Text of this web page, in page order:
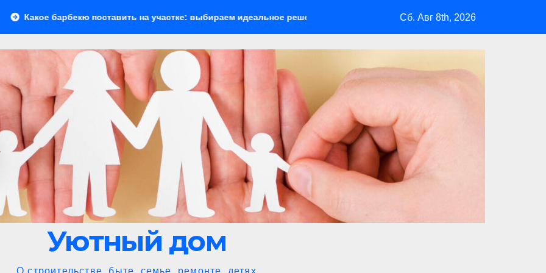
поставить на участке: выбираем идеальное решение для отдыха на природе Куда полететь летом: лучшие
Сб. Авг 8th, 2026
Уютный дом
О строительстве, быте, семье, ремонте, детях